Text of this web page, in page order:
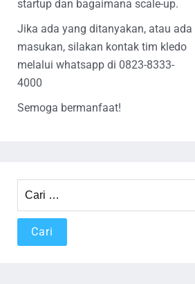
startup dan bagaimana scale-up.
Jika ada yang ditanyakan, atau ada
masukan, silakan kontak tim kledo
melalui whatsapp di 0823-8333-
4000
Semoga bermanfaat!
untuk: